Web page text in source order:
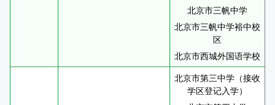
北京市三帆中学
北京市三帆中学裕中校
区
北京市西城外国语学校
北京市第三中学（接收
学区登记入学）